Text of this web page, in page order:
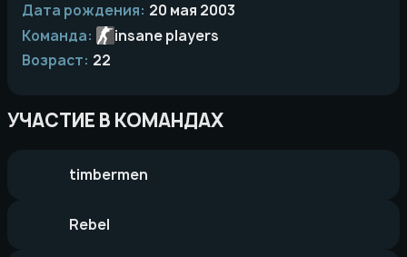
Дата рождения: 20 мая 2003
Команда:
insane players
Возраст: 22
УЧАСТИЕ В КОМАНДАХ
timbermen
Rebel